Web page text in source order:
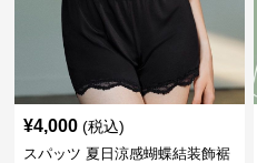
¥4,000 (税込)
スパッツ 夏日涼感蝴蝶結装飾裾